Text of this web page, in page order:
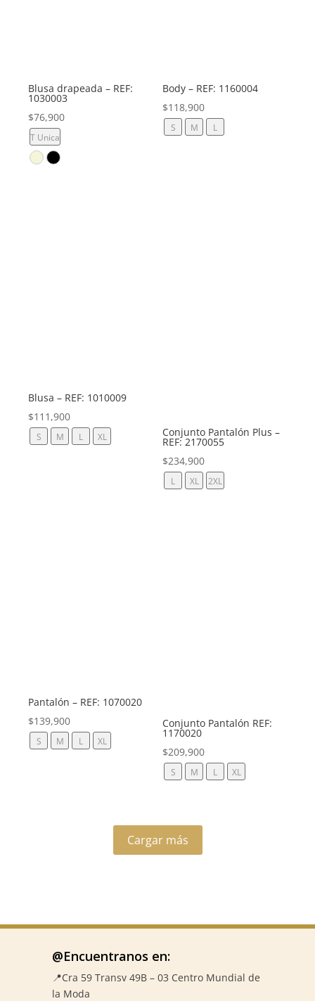
Blusa drapeada – REF:
1030003
$76,900
T Unica
Body – REF: 1160004
$118,900
S M L
Blusa – REF: 1010009
$111,900
S M L XL Conjunto Pantalón Plus –
REF: 2170055
$234,900
L XL 2XL
Pantalón – REF: 1070020
$139,900
S M L XL
Conjunto Pantalón REF:
1170020
$209,900
S M L XL
Cargar más
@Encuentranos en:
📍Cra 59 Transv 49B – 03 Centro Mundial de
la Moda